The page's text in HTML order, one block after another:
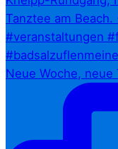
Neue Woche,